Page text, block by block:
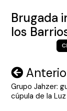
Brugada
los
de
Grupo Jahzer:
cúpula de la